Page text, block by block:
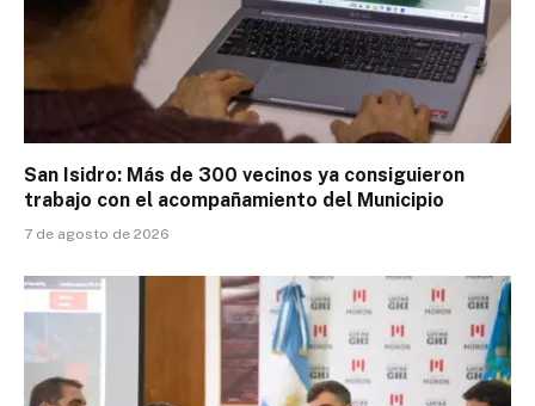
San Isidro: Más de 300 vecinos ya consiguieron
trabajo con el acompañamiento del Municipio
7 de agosto de 2026